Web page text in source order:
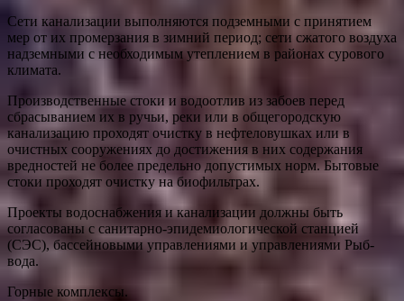
Сети канализации выполняются подземными с принятием
мер от их промерзания в зимний период; сети сжатого воздуха
надземными с необходимым утеплением в районах сурового
климата.
Производственные стоки и водоотлив из забоев перед
сбрасыванием их в ручьи, реки или в общегородскую
канализацию проходят очистку в нефтеловушках или в
очистных сооружениях до достижения в них содержания
вредностей не более предельно допустимых норм. Бытовые
стоки проходят очистку на биофильтрах.
Проекты водоснабжения и канализации должны быть
согласованы с санитарно-эпидемиологической станцией
(СЭС), бассейновыми управлениями и управлениями Рыб-
вода.
Горные комплексы.